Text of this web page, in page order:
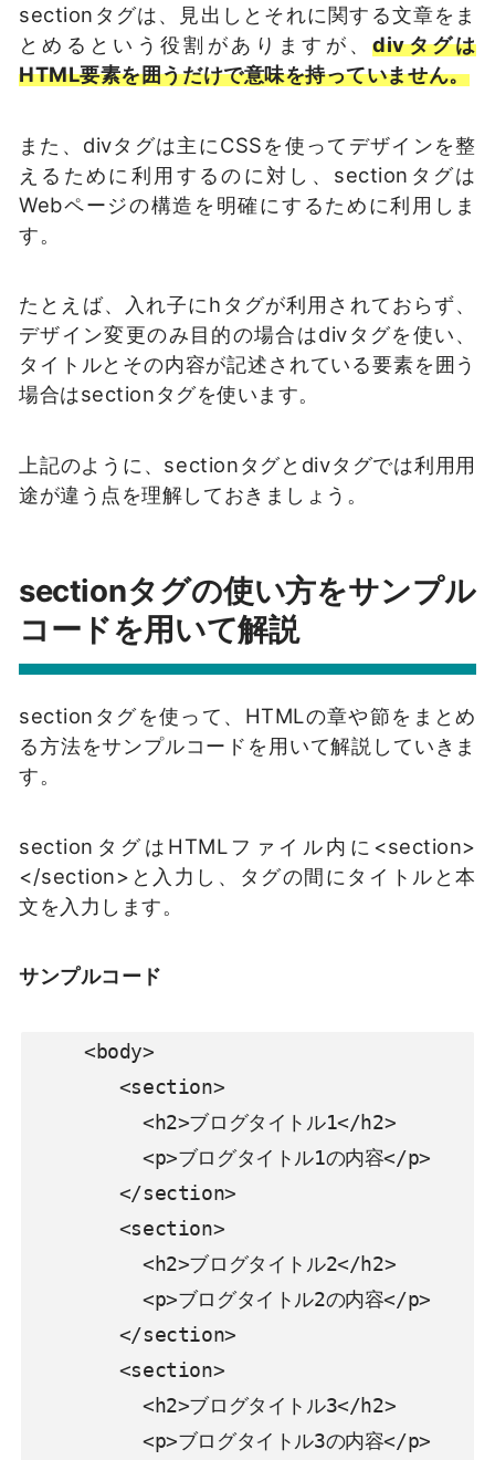
sectionタグは、見出しとそれに関する文章をま
とめるという役割がありますが、divタグは
HTML要素を囲うだけで意味を持っていません。
また、divタグは主にCSSを使ってデザインを整
えるために利用するのに対し、sectionタグは
Webページの構造を明確にするために利用しま
す。
たとえば、入れ子にhタグが利用されておらず、
デザイン変更のみ目的の場合はdivタグを使い、
タイトルとその内容が記述されている要素を囲う
場合はsectionタグを使います。
上記のように、sectionタグとdivタグでは利用用
途が違う点を理解しておきましょう。
sectionタグの使い方をサンプル
コードを用いて解説
sectionタグを使って、HTMLの章や節をまとめ
る方法をサンプルコードを用いて解説していきま
す。
sectionタグはHTMLファイル内に<section>
</section>と入力し、タグの間にタイトルと本
文を入力します。
サンプルコード
     <body>
          <h2>ブログタイトル1</h2>
          <p>ブログタイトル1の内容</p>
          <h2>ブログタイトル2</h2>
          <p>ブログタイトル2の内容</p>
          <h2>ブログタイトル3</h2>
          <p>ブログタイトル3の内容</p>